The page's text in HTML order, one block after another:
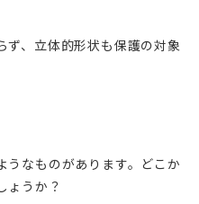
ず、立体的形状も保護の対象
うなものがあります。どこか
ょうか？